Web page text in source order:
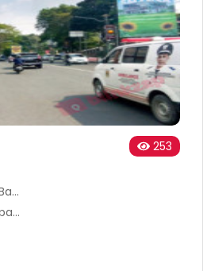
253
Billbaord Jl Diponegoro Bank Waway Lungsir Teluk Betung Utara
Jl. Diponegoro C-D (Depan Guest House) No.31, Sumur Batu, Kec. Tlk. Betung Utara, Kota Bandar Lampung, Lampung 35212, Indonesia